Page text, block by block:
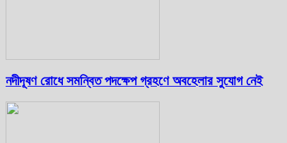
নদীদূষণ রোধে সমন্বিত পদক্ষেপ গ্রহণে অবহেলার সুযোগ নেই